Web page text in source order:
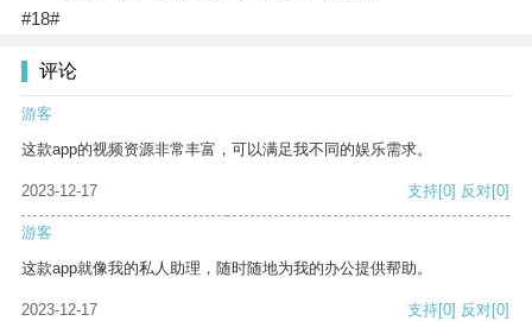
#18#
评论
游客
这款app的视频资源非常丰富，可以满足我不同的娱乐需求。
2023-12-17 支持[0] 反对[0]
游客
这款app就像我的私人助理，随时随地为我的办公提供帮助。
2023-12-17 支持[0] 反对[0]